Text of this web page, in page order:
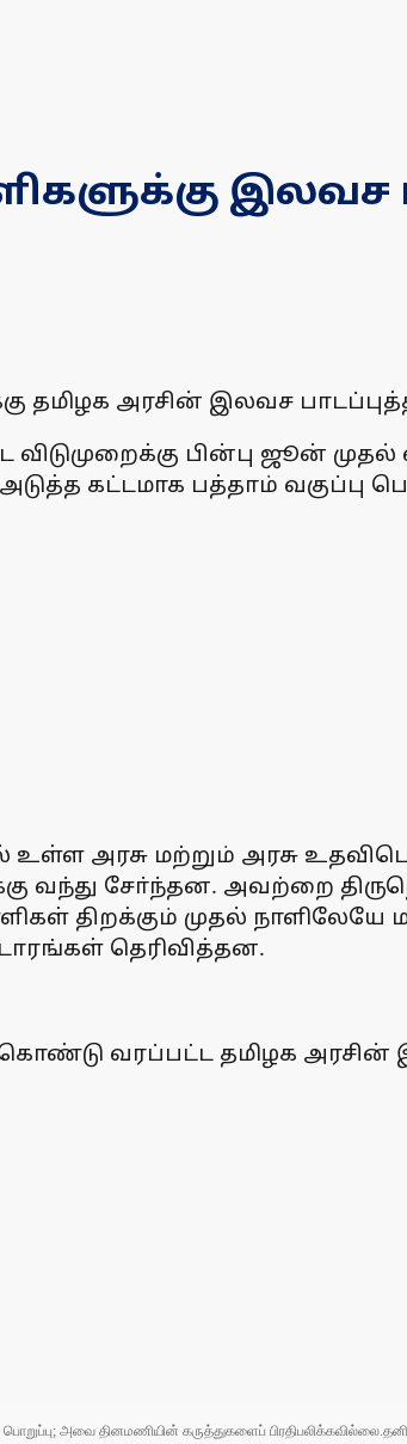
இலவச
தமிழக அரசின் இலவச
பின்பு ஜூன்
கட்டமாக பத்தாம் வகுப்பு
உள்ள அரசு மற்றும் அரசு
வந்து சோ்ந்தன. அவற்றை
திறக்கும் முதல்
தெரிவித்தன.
கொண்டு வரப்பட்ட தமிழக
பொறுப்பு; அவை தினமணியின் கருத்துகளைப்